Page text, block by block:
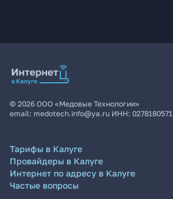
© 2026 ООО «Медовые Технологии»
email: medotech.info@ya.ru ИНН: 0278180571
Тарифы в Калуге
Провайдеры в Калуге
Интернет по адресу в Калуге
Частые вопросы